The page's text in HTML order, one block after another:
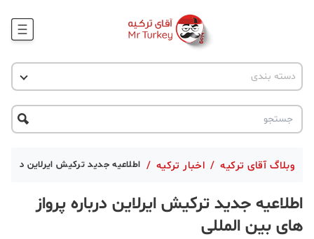
وبلاگ
جاذبه گردشگری
دسته بندی
اخبار ترکیه
پروژه ها
تحصیل در ترکیه
ترکیه گردی
حقوقی
وبلاگ آقای ترکیه / اخبار ترکیه / اطلاعیه جدید ترکیش ایرلاین
اطلاعیه جدید ترکیش ایرلاین درباره پرواز
های بین المللی